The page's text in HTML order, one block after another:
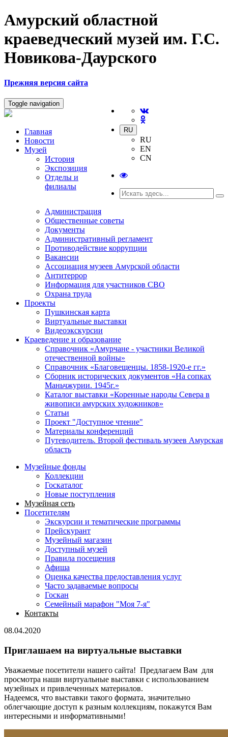
Амурский областной
краеведческий музей им. Г.С.
Новикова-Даурского
Прежняя версия сайта
RU
RU
EN
CN
Toggle navigation
Главная
Новости
Музей
История
Экспозиция
Отделы и
филиалы
Администрация
Общественные советы
Документы
Административный регламент
Противодействие коррупции
Вакансии
Ассоциация музеев Амурской области
Антитеррор
Информация для участников СВО
Охрана труда
Проекты
Пушкинская карта
Виртуальные выставки
Видеоэкскурсии
Краеведение и образование
Справочник «Амурчане - участники Великой
отечественной войны»
Справочник «Благовещенцы. 1858-1920-е гг.»
Сборник исторических документов «На сопках
Маньчжурии. 1945г.»
Каталог выставки «Коренные народы Севера в
живописи амурских художников»
Статьи
Проект "Доступное чтение"
Материалы конференций
Путеводитель. Второй фестиваль музеев Амурская
область
Музейные фонды
Коллекции
Госкаталог
Новые поступления
Музейная сеть
Посетителям
Экскурсии и тематические программы
Прейскурант
Музейный магазин
Доступный музей
Правила посещения
Афиша
Оценка качества предоставления услуг
Часто задаваемые вопросы
Госкан
Семейный марафон "Моя 7-я"
Контакты
08.04.2020
Приглашаем на виртуальные выставки
Уважаемые посетители нашего сайта! Предлагаем Вам для
просмотра наши виртуальные выставки с использованием
музейных и привлеченных материалов.
Надеемся, что выставки такого формата, значительно
облегчающие доступ к разным коллекциям, покажутся Вам
интересными и информативными!